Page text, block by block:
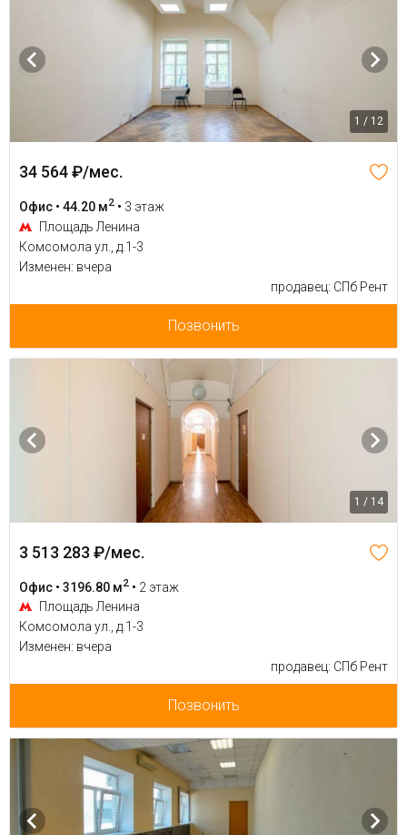
1 / 12
34 564 ₽/мес.
Офис • 44.20 м2 • 3 этаж
Площадь Ленина
Комсомола ул., д.1-3
Изменен: вчера
продавец: СПб Рент
Позвонить
1 / 14
3 513 283 ₽/мес.
Офис • 3196.80 м2 • 2 этаж
Площадь Ленина
Комсомола ул., д.1-3
Изменен: вчера
продавец: СПб Рент
Позвонить